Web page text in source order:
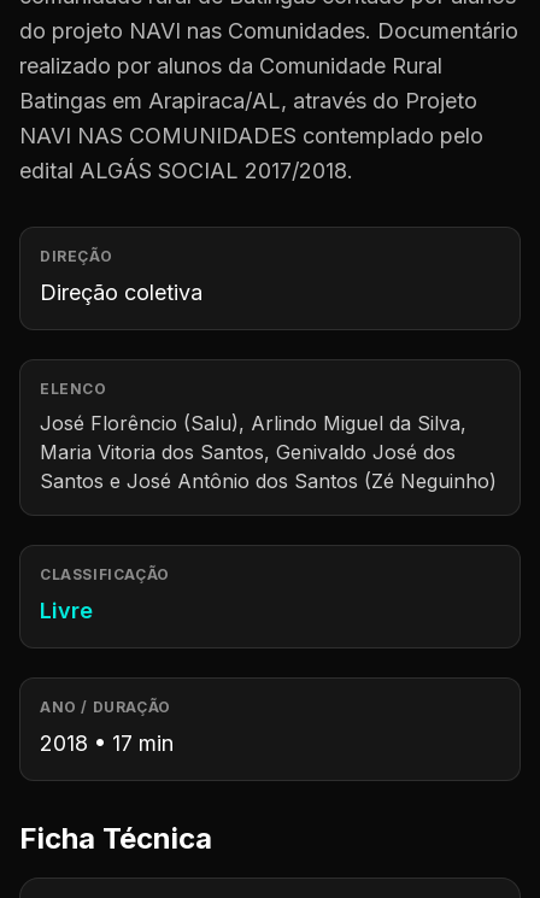
do projeto NAVI nas Comunidades. Documentário
realizado por alunos da Comunidade Rural
Batingas em Arapiraca/AL, através do Projeto
NAVI NAS COMUNIDADES contemplado pelo
edital ALGÁS SOCIAL 2017/2018.
DIREÇÃO
Direção coletiva
ELENCO
José Florêncio (Salu), Arlindo Miguel da Silva,
Maria Vitoria dos Santos, Genivaldo José dos
Santos e José Antônio dos Santos (Zé Neguinho)
CLASSIFICAÇÃO
Livre
ANO / DURAÇÃO
2018 • 17 min
Ficha Técnica